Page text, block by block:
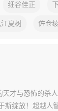
细谷佳正
江夏树 佐仓
才与恐怖的杀
绽放！超越人